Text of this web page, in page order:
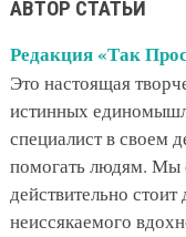
АВТОР СТАТЬИ
Редакция «Так
Это настоящая
истинных
специалист в своем
помогать людям. Мы
действительно
неиссякаемого